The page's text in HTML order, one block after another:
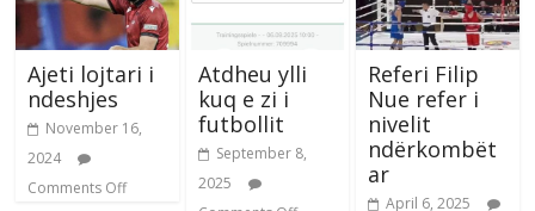
Ajeti lojtari i
ndeshjes
November 16,
2024
Comments Off
Atdheu ylli
kuq e zi i
futbollit
September 8,
2025
Referi Filip
Nue refer i
nivelit
ndërkombët
ar
April 6, 2025